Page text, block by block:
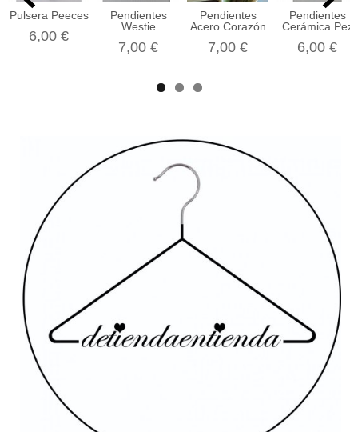
Pulsera Peeces
6,00 €
Pendientes
Westie
7,00 €
Pendientes
Acero Corazón
7,00 €
Pendientes
Cerámica Pez
6,00 €